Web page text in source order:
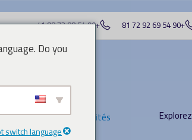
+90 54 69 92 72 81
+90 54 88 73 88 41
Explorez
Meilleures Universités
Do you
switch language